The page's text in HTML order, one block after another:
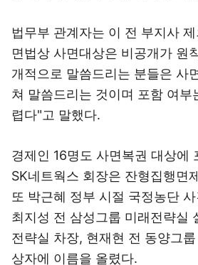
법무부 관계자는 이 전 부지사
면법상 사면대상은 비공개가 원
개적으로 말씀드리는 분들은 사
쳐 말씀드리는 것이며 포함 여부
렵다"고 말했다.
경제인 16명도 사면복권 대상에
SK네트웍스 회장은 잔형집행면
또 박근혜 정부 시절 국정농단
최지성 전 삼성그룹 미래전략실
전략실 차장, 현재현 전 동양그
상자에 이름을 올렸다.